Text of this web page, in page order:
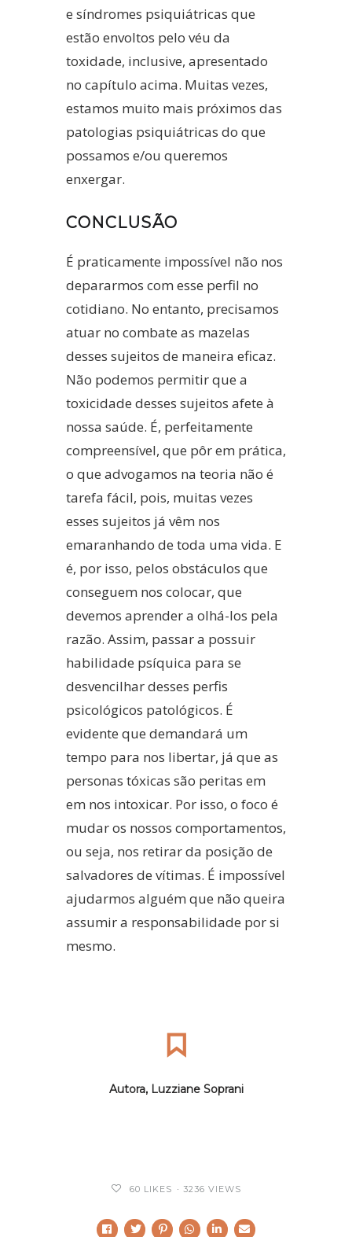
e síndromes psiquiátricas que
estão envoltos pelo véu da
toxidade, inclusive, apresentado
no capítulo acima. Muitas vezes,
estamos muito mais próximos das
patologias psiquiátricas do que
possamos e/ou queremos
enxergar.
CONCLUSÃO
É praticamente impossível não nos
depararmos com esse perfil no
cotidiano. No entanto, precisamos
atuar no combate as mazelas
desses sujeitos de maneira eficaz.
Não podemos permitir que a
toxicidade desses sujeitos afete à
nossa saúde. É, perfeitamente
compreensível, que pôr em prática,
o que advogamos na teoria não é
tarefa fácil, pois, muitas vezes
esses sujeitos já vêm nos
emaranhando de toda uma vida. E
é, por isso, pelos obstáculos que
conseguem nos colocar, que
devemos aprender a olhá-los pela
razão. Assim, passar a possuir
habilidade psíquica para se
desvencilhar desses perfis
psicológicos patológicos. É
evidente que demandará um
tempo para nos libertar, já que as
personas tóxicas são peritas em
em nos intoxicar. Por isso, o foco é
mudar os nossos comportamentos,
ou seja, nos retirar da posição de
salvadores de vítimas. É impossível
ajudarmos alguém que não queira
assumir a responsabilidade por si
mesmo.
Autora, Luzziane Soprani
60 LIKES 3236 VIEWS